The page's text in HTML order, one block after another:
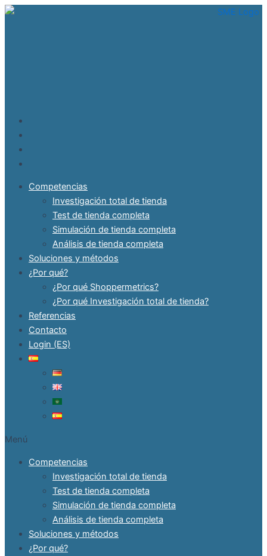
Ir
Competencias
Investigación total de tienda
Test de tienda completa
Simulación de tienda completa
Análisis de tienda completa
Soluciones y métodos
¿Por qué?
¿Por qué Shoppermetrics?
¿Por qué Investigación total de tienda?
Referencias
Contacto
Login (ES)
Menú
Competencias
Investigación total de tienda
Test de tienda completa
Simulación de tienda completa
Análisis de tienda completa
Soluciones y métodos
¿Por qué?